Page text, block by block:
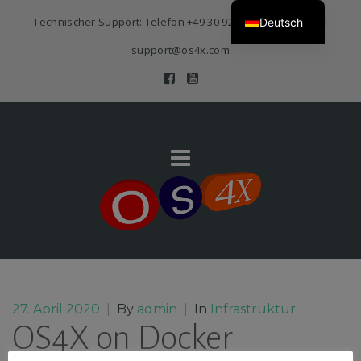
Technischer Support: Telefon+49 30 920 383 3468| E-Mail
support@os4x.com
27. April 2020 By admin In Infrastruktur
OS4X on Docker
Deutsch